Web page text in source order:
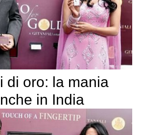
di oro: la mania
in India